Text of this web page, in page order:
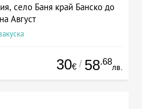
село Баня край Банско до
Август
30€ / 58.68
лв.